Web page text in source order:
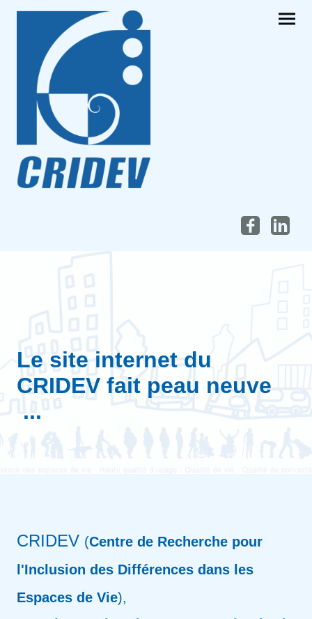
Le site internet du
CRIDEV fait peau neuve
...
CRIDEV (Centre de Recherche pour
l'Inclusion des Différences dans les
Espaces de Vie),